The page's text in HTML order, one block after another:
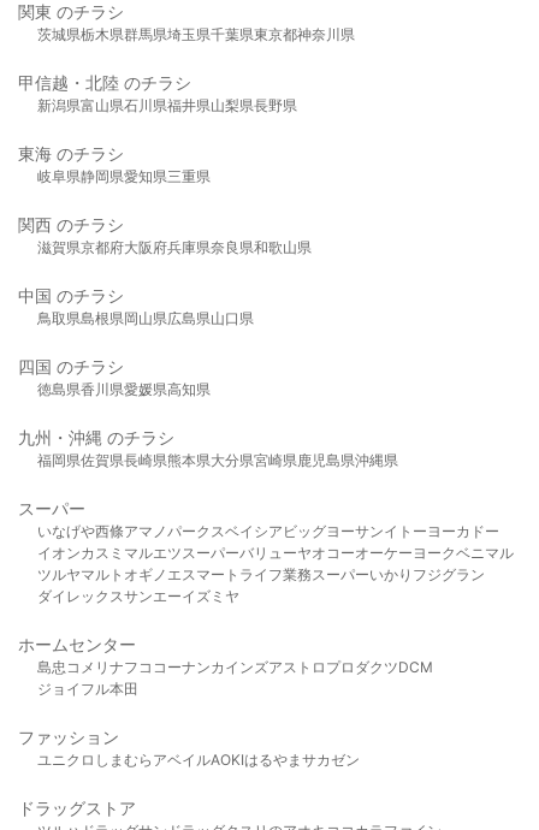
関東 のチラシ
茨城県栃木県群馬県埼玉県千葉県東京都神奈川県
甲信越・北陸 のチラシ
新潟県富山県石川県福井県山梨県長野県
東海 のチラシ
岐阜県静岡県愛知県三重県
関西 のチラシ
滋賀県京都府大阪府兵庫県奈良県和歌山県
中国 のチラシ
鳥取県島根県岡山県広島県山口県
四国 のチラシ
徳島県香川県愛媛県高知県
九州・沖縄 のチラシ
福岡県佐賀県長崎県熊本県大分県宮崎県鹿児島県沖縄県
スーパー
いなげや西條アマノパークスベイシア ビッグヨーサンイトーヨーカドー
イオンカスミ マルエツスーパーバリューヤオコーオーケー ヨークベニマル
ツルヤマルト オギノ エスマート ライフ業務スーパーいかり フジグラン
ダイレックスサンエーイズミヤ
ホームセンター
島忠 コメリ ナフコ コーナンカインズアストロプロダクツDCM
ジョイフル本田
ファッション
ユニクロ しまむら アベイルAOKIはるやま サカゼン
ドラッグストア